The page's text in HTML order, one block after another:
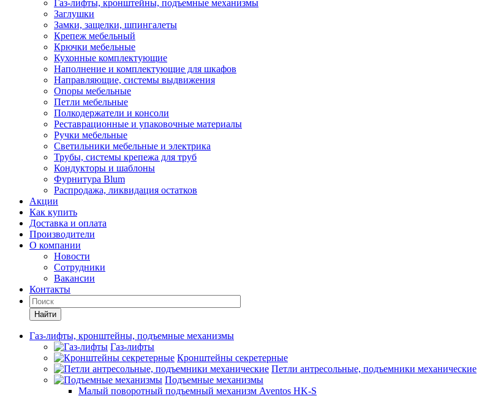
Газ-лифты, кронштейны, подъемные механизмы
Заглушки
Замки, защелки, шпингалеты
Крепеж мебельный
Крючки мебельные
Кухонные комплектующие
Наполнение и комплектующие для шкафов
Направляющие, системы выдвижения
Опоры мебельные
Петли мебельные
Полкодержатели и консоли
Реставрационные и упаковочные материалы
Ручки мебельные
Светильники мебельные и электрика
Трубы, системы крепежа для труб
Кондукторы и шаблоны
Фурнитура Blum
Распродажа, ликвидация остатков
Акции
Как купить
Доставка и оплата
Производители
О компании
Новости
Сотрудники
Вакансии
Контакты
Найти
Газ-лифты, кронштейны, подъемные механизмы
Газ-лифты
Кронштейны секретерные
Петли антресольные, подъемники механические
Подъемные механизмы
Малый поворотный подъемный механизм Aventos HK-S